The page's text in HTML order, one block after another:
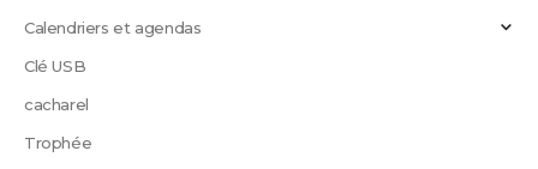
Calendriers et agendas
Clé USB
cacharel
Trophée